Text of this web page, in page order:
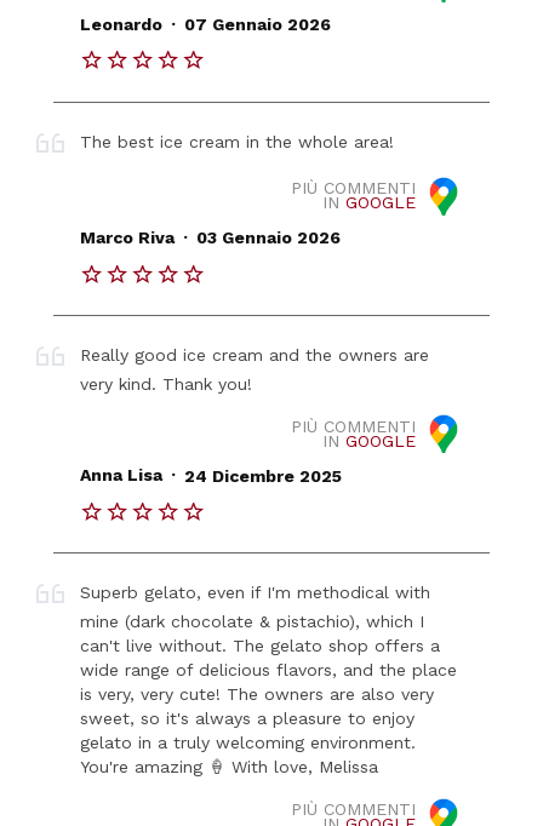
Leonardo . 07 Gennaio 2026
The best ice cream in the whole area!
PIÙ COMMENTI
IN GOOGLE
Marco Riva . 03 Gennaio 2026
Really good ice cream and the owners are
very kind. Thank you!
PIÙ COMMENTI
IN GOOGLE
Anna Lisa . 24 Dicembre 2025
Superb gelato, even if I'm methodical with
mine (dark chocolate & pistachio), which I
can't live without. The gelato shop offers a
wide range of delicious flavors, and the place
is very, very cute! The owners are also very
sweet, so it's always a pleasure to enjoy
gelato in a truly welcoming environment.
You're amazing 🍦 With love, Melissa
PIÙ COMMENTI